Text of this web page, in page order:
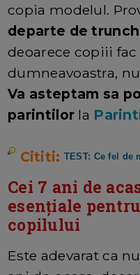
copia modelul.
departe de
deoarece copiii fac
dumneavoastra,
Va asteptam sa
parintilor la
Cititi: TEST: Ce fel de
Cei 7 ani de
esențiale
copilului
Este adevarat ca